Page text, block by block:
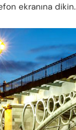
ekranına dikin.